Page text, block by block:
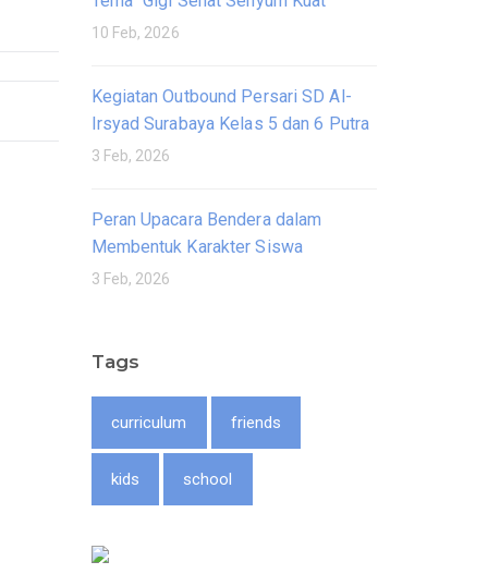
10 Feb, 2026
Kegiatan Outbound Persari SD Al-
Irsyad Surabaya Kelas 5 dan 6 Putra
3 Feb, 2026
Peran Upacara Bendera dalam
Membentuk Karakter Siswa
3 Feb, 2026
Tags
curriculum friends
kids school